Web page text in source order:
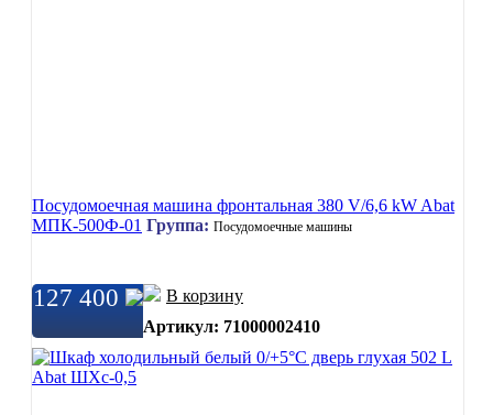
Посудомоечная машина фронтальная 380 V/6,6 kW Abat
МПК-500Ф-01 Группа: Посудомоечные машины
127 400
В корзину
Артикул: 71000002410